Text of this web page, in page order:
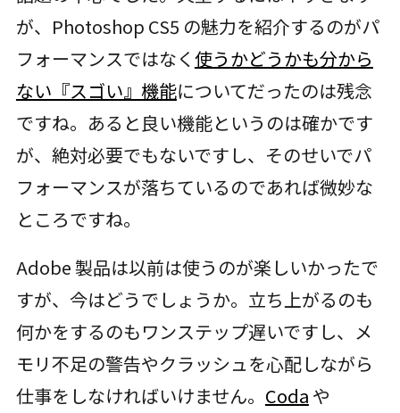
が、Photoshop CS5 の魅力を紹介するのがパ
フォーマンスではなく 使うかどうかも分から
ない『スゴい』機能についてだったのは残念
ですね。あると良い機能というのは確かです
が、絶対必要でもないですし、そのせいでパ
フォーマンスが落ちているのであれば微妙な
ところですね。
Adobe 製品は以前は使うのが楽しいかったで
すが、今はどうでしょうか。立ち上がるのも
何かをするのもワンステップ遅いですし、メ
モリ不足の警告やクラッシュを心配しながら
仕事をしなければいけません。 Coda や